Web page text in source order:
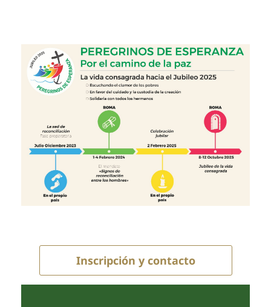
Inscripción y contacto